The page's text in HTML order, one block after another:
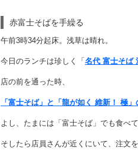
赤富士そばを手繰る
午前3時34分起床。浅草は晴れ。
今日のランチは珍しく「 名代 富士そば
店の前を通った時、
「富士そば」と「龍が如く 維新！ 極
よし、たまには「富士そば」でも食べ
そしたら店員さんが近くにいて、注文